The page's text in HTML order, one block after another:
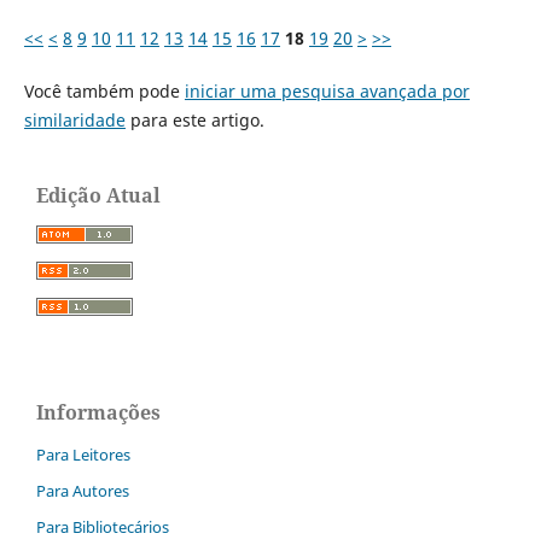
<< < 8 9 10 11 12 13 14 15 16 17 18 19 20 > >>
Você também pode iniciar uma pesquisa avançada por
similaridadepara este artigo.
Edição Atual
Informações
Para Leitores
Para Autores
Para Bibliotecários